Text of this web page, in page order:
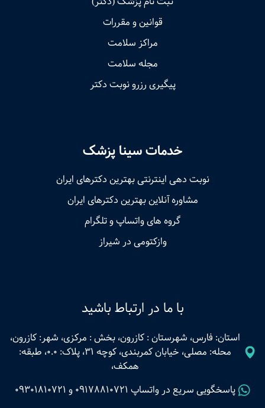
قوانین و مقررات
مراکز سلامت
مجله سلامت
پیگیری رزرو نوبت دکتر
خدمات سینا پزشک
نوبت‌ دهی اینترنتی بهترین دکترهای ایران
مشاوره آنلاین بهترین دکترهای ایران
گروه های واتساپ و تلگرام
وازکتومی در شیراز
با ما در ارتباط باشید
استان: فارس، شهرستان : کازرون، بخش : مرکزی، شهر: کازرون،
محله: مصلی، خیابان کمربندی، کوچه 31، پلاک: 0.0، طبقه:
همکف،
پاسخگویی سریع در واتساپ 09178810721 و 09301810721